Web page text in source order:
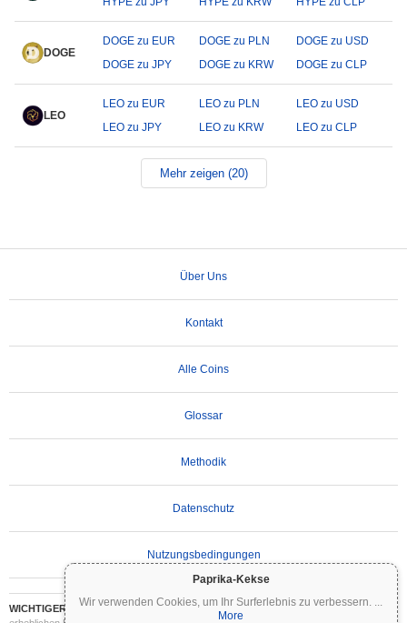
Paprika-Kekse
Wir verwenden Cookies, um Ihr Surferlebnis zu verbessern. ...
More
DOGE
DOGE zu EUR DOGE zu PLN
DOGE zu USD
DOGE zu JPY
DOGE zu KRW DOGE zu CLP
LEO
LEO zu EUR LEO zu PLN
LEO zu USD
LEO zu JPY
LEO zu KRW LEO zu CLP
Mehr zeigen (20)
Über Uns
Kontakt
Alle Coins
Glossar
Methodik
Datenschutz
Nutzungsbedingungen
WICHTIGER HAFTUNGSAUSSCHLUSS:Kryptowährungen sind hochvolatil und mit